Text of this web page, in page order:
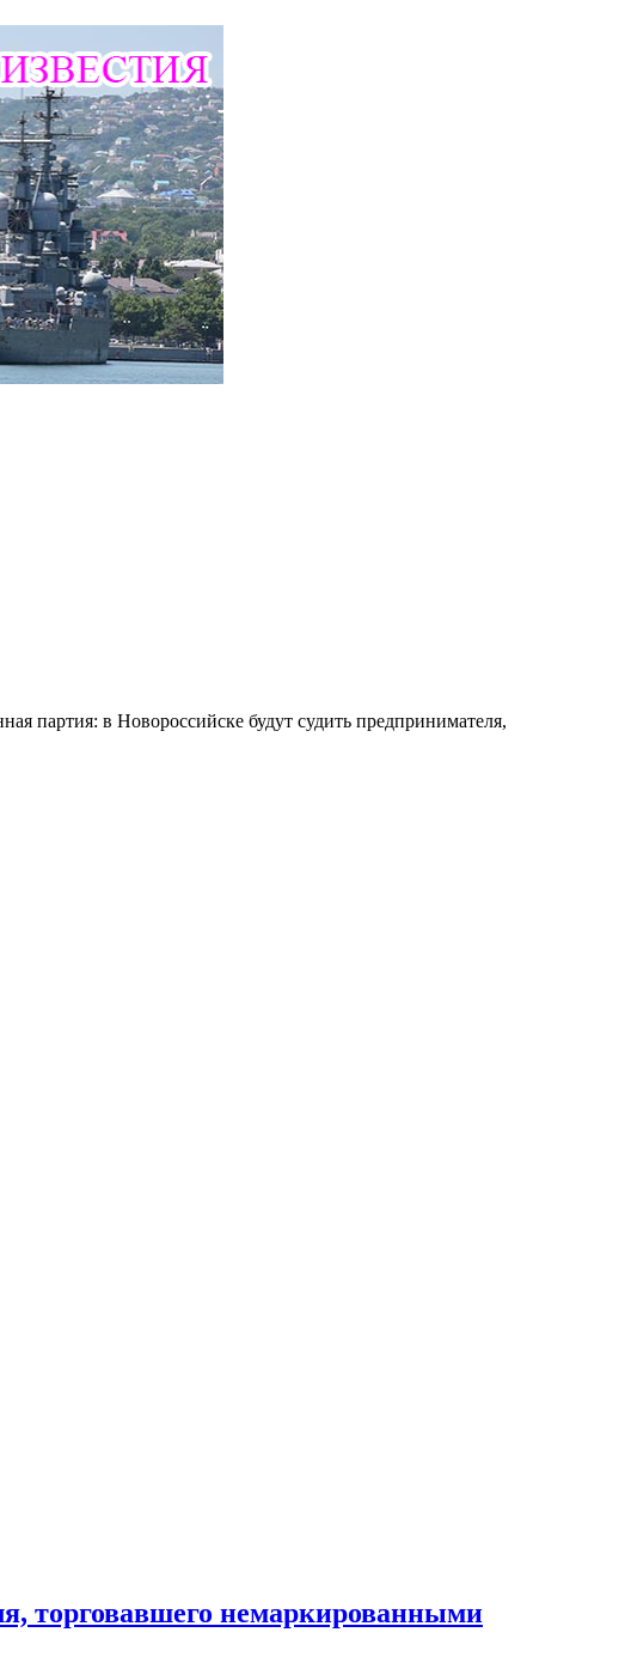
партия: в Новороссийске будут судить предпринимателя,
торговавшего немаркированными